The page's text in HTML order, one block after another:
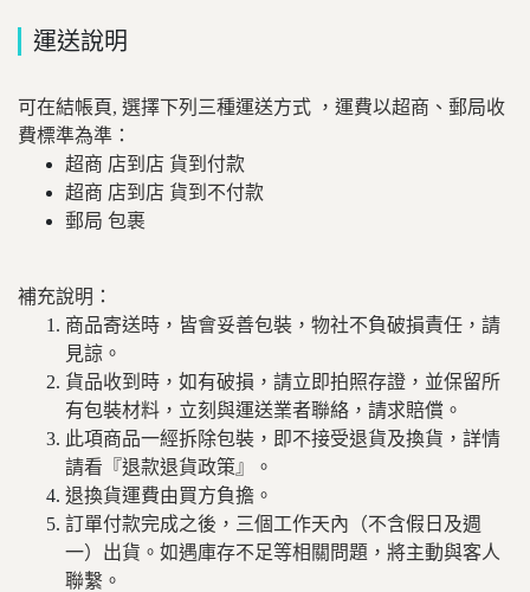
運送說明
可在結帳頁, 選擇下列三種運送方式 ，運費以超商、郵局收
費標準為準：
超商 店到店 貨到付款
超商 店到店 貨到不付款
郵局 包裹
補充說明：
商品寄送時，皆會妥善包裝，物社不負破損責任，請
見諒。
貨品收到時，如有破損，請立即拍照存證，並保留所
有包裝材料，立刻與運送業者聯絡，請求賠償。
此項商品一經拆除包裝，即不接受退貨及換貨，詳情
請看『退款退貨政策』。
退換貨運費由買方負擔。
訂單付款完成之後，三個工作天內（不含假日及週
一）出貨。如遇庫存不足等相關問題，將主動與客人
聯繫。